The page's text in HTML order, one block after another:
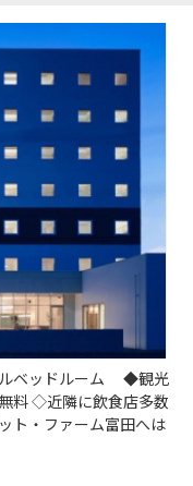
ベッドルーム ◆観光
料 ◇近隣に飲食店多数
ト・ファーム富田へは